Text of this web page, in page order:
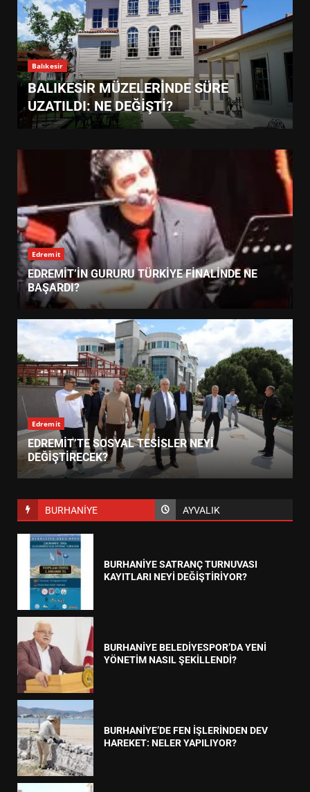
Balıkesir
YAZICIOĞLU DAVASI YENİDEN AÇILDI:
SÜREÇ NEYİ DEĞİŞTİRİR?
BURHANİYE AYVALIK
BURHANİYE SATRANÇ TURNUVASI
KAYITLARI NEYİ DEĞİŞTİRİYOR?
BURHANİYE BELEDİYESPOR’DA YENİ
YÖNETİM NASIL ŞEKİLLENDİ?
BURHANİYE’DE FEN İŞLERİNDEN DEV
HAREKET: NELER YAPILIYOR?
Edremit
EDREMİT’İN GURURU TÜRKİYE FİNALİNDE NE
BAŞARDI?
Edremit
EDREMİT’TE SOSYAL TESİSLER NEYİ
DEĞİŞTİRECEK?